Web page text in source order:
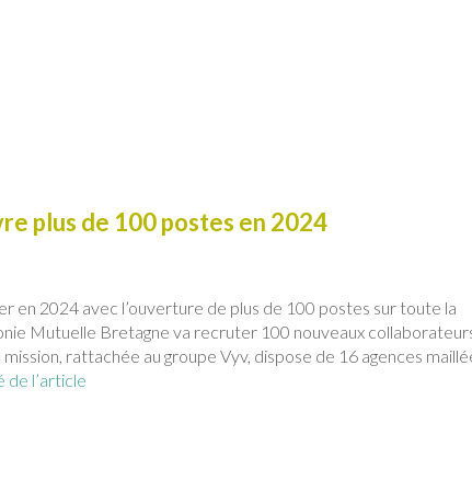
plus de 100 postes en 2024
2024 avec l’ouverture de plus de 100 postes sur toute la
Mutuelle Bretagne va recruter 100 nouveaux
rattachée au groupe Vyv, dispose de 16 agences
de l’article